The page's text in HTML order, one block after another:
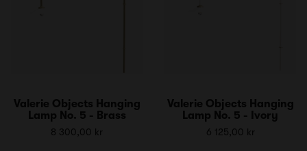
Valerie Objects Hanging
Lamp No. 5 - Brass
8 300,00 kr
Valerie Objects Hanging
Lamp No. 5 - Ivory
6 125,00 kr